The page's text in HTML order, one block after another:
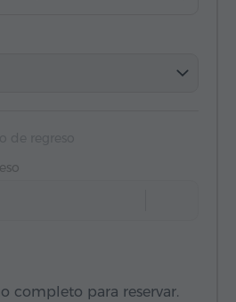
completo para reservar.